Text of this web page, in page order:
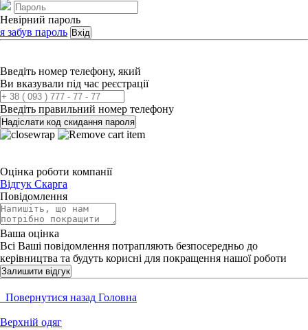
Невірний пароль
я забув пароль Вхід
Введіть номер телефону, який
Ви вказували під час реєстрації
Введіть правильний номер телефону
Надіслати код скидання пароля
Оцінка роботи компанії
Відгук Скарга
Повідомлення
Ваша оцінка
Всі Ваші повідомлення потрапляють безпосередньо до
керівництва та будуть корисні для покращення нашої роботи
Залишити відгук
Повернутися назад Головна
Верхній одяг